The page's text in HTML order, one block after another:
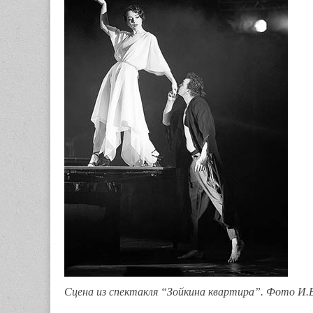
Сцена из спектакля “Зойкина квартира”.